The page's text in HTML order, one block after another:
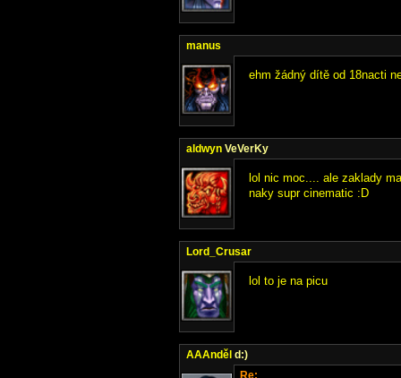
manus
ehm žádný dítě od 18nacti
aldwyn VeVerKy
lol nic moc.... ale zaklady
naky supr cinematic :D
Lord_Crusar
lol to je na picu
AAAnděl d:)
Re: